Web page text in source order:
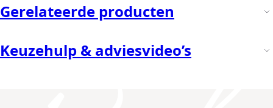
Gerelateerde producten
Keuzehulp & adviesvideo’s